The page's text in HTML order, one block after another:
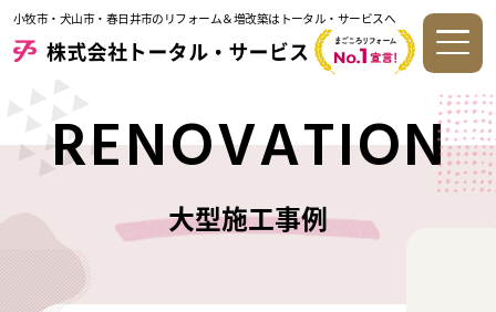
小牧市・犬山市・春日井市のリフォーム＆増改築はトータル・サービスへ
RENOVATION
大型施工事例